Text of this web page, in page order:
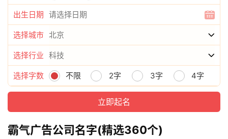
出生日期
选择城市
选择行业
选择字数 不限 2字 3字 4字
霸气广告公司名字(精选360个)